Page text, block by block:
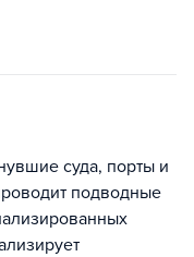
суда, порты и
подводные